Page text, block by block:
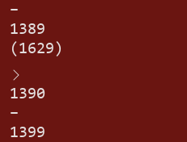
–
1389
(1629)
1390
–
1399